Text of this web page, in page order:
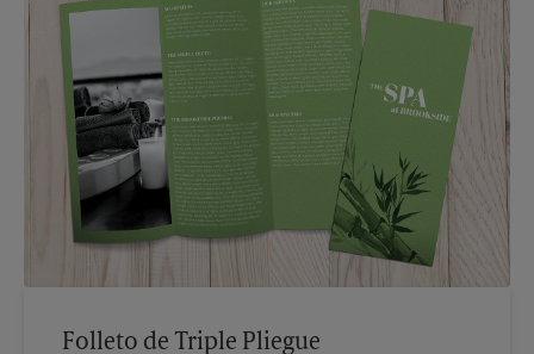
Folleto de Triple Pliegue